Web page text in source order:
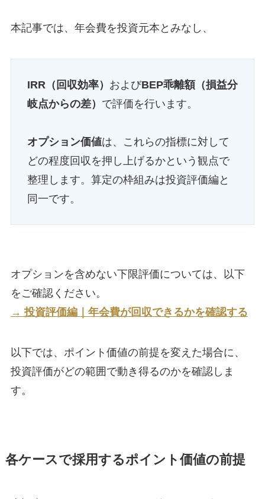
本記事では、年会費を投資元本とみなし、
IRR（回収効率） およびBEP乖離額（損益分
岐点からの差） で評価を行います。
オプション価値は、これらの指標に対して
どの程度回収を押し上げるかという観点で
整理します。算定の枠組みは投資評価編と
同一です。
オプションを含めない下限評価については、以下
をご確認ください。
→ 投資評価編｜年会費が回収できるかを確認する
以下では、ポイント価値の前提を変えた場合に、
投資評価がどの範囲で動き得るのかを確認しま
す。
各ケースで採用するポイント価値の前提